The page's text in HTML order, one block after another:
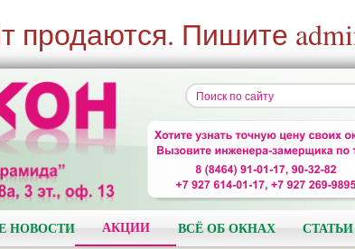
продаются. Пишите
НОВОСТИ АКЦИИ ВСЁ ОБ ОКНАХ СТАТЬИ